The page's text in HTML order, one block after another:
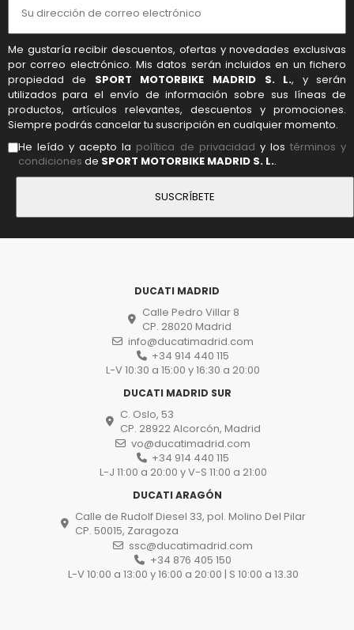
Me gustaría recibir descuentos, ofertas y novedades exclusivas
por correo electrónico. Mis datos serán incluidos en un fichero
propiedad de SPORT MOTORBIKE MADRID S. L., y serán
utilizados para el envío de información sobre sus líneas de
productos, artículos relevantes, descuentos y promociones.
Siempre podrás cancelar tu suscripción en cualquier momento.
He leído y acepto la política de privacidad y lostérminos y
condiciones de SPORT MOTORBIKE MADRID S. L..
DUCATI MADRID
Calle Pedro Villar 8
CP. 28020 Madrid
info@ducatimadrid.com
+34 914 440 115
L-V 10:30 a 15:00 y 16:30 a 20:00
DUCATI MADRID SUR
C. Oslo, 53
CP. 28922 Alcorcón, Madrid
vo@ducatimadrid.com
+34 914 440 115
L-J 11:00 a 20:00 y V-S 11:00 a 21:00
DUCATI ARAGÓN
Calle de Rudolf Diesel 33, pol. Molino Del Pilar
CP. 50015, Zaragoza
ssc@ducatimadrid.com
+34 876 405 150
L-V 10:00 a 13:00 y 16:00 a 20:00 | S 10:00 a 13.30